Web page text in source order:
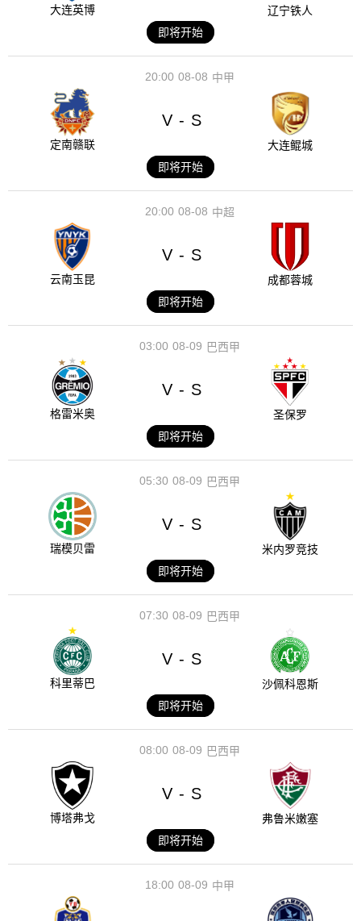
大连英博
辽宁铁人
即将开始
08-08
20:00 中甲
定南赣联
V - S
大连鲲城
即将开始
08-08
20:00 中超
云南玉昆
V - S
成都蓉城
即将开始
08-09
03:00 巴西甲
格雷米奥
V - S
圣保罗
即将开始
08-09
05:30 巴西甲
瑞模贝雷
V - S
米内罗竞技
即将开始
08-09
07:30 巴西甲
科里蒂巴
V - S
沙佩科恩斯
即将开始
08-09
08:00 巴西甲
博塔弗戈
V - S
弗鲁米嫩塞
即将开始
08-09
18:00 中甲